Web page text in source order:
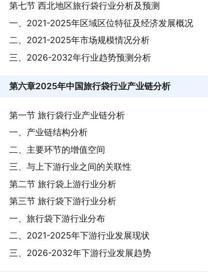
第七节 西北地区旅行袋行业分析及预测
一、2021-2025年区域区位特征及经济发展概况
二、2021-2025年市场规模情况分析
三、2026-2032年行业趋势预测分析
第六章2025年中国旅行袋行业产业链分析
第一节 旅行袋行业产业链分析
一、产业链结构分析
二、主要环节的增值空间
三、与上下游行业之间的关联性
第二节 旅行袋上游行业分析
第三节 旅行袋下游行业分析
一、旅行袋下游行业分布
二、2021-2025年下游行业发展现状
三、2026-2032年下游行业发展趋势